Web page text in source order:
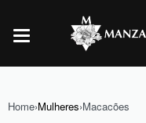
Home›Mulheres›Macacões